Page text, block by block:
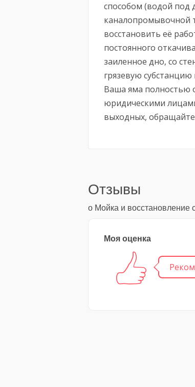
способом (водой под
каналопромывочной
восстановить её
постоянного
заиленное дно, со
грязевую субстанцию
Ваша яма полностью
юридическими
выходных,
Отзывы
о Мойка и восстановление
Моя оценка